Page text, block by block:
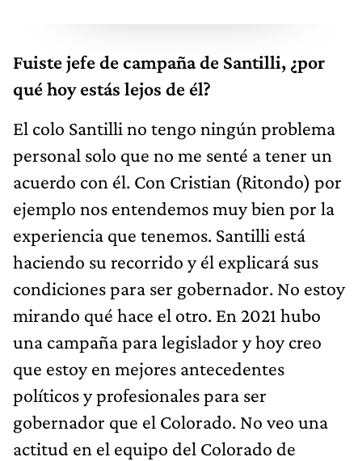
Fuiste jefe de campaña de Santilli, ¿por
qué hoy estás lejos de él?
El colo Santilli no tengo ningún problema
personal solo que no me senté a tener un
acuerdo con él. Con Cristian (Ritondo) por
ejemplo nos entendemos muy bien por la
experiencia que tenemos. Santilli está
haciendo su recorrido y él explicará sus
condiciones para ser gobernador. No estoy
mirando qué hace el otro. En 2021 hubo
una campaña para legislador y hoy creo
que estoy en mejores antecedentes
políticos y profesionales para ser
gobernador que el Colorado. No veo una
actitud en el equipo del Colorado de